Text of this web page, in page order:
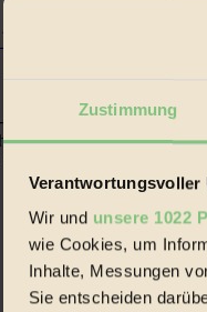
Zustimmung
Verantwortungsvoller
Wir und unsere 1022
wie Cookies, um
Inhalte, Messungen
Sie entscheiden
den Ozean
und Wildvögel im
fühlen sich in
die nach